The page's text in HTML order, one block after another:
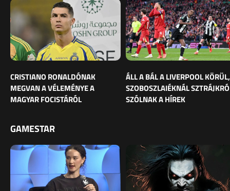
CRISTIANO RONALDÓNAK
MEGVAN A VÉLEMÉNYE A
MAGYAR FOCISTÁRÓL
ÁLL A BÁL A LIVERPOOL KÖRÜL,
SZOBOSZLAIÉKNÁL
SZÓLNAK A HÍREK
GAMESTAR